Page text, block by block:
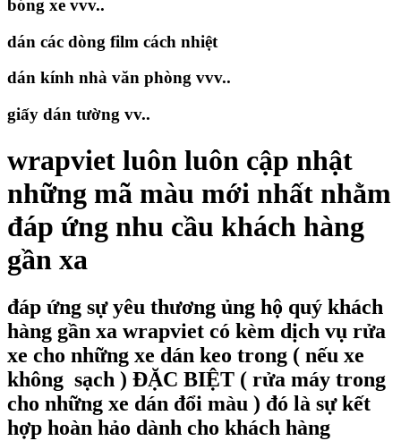
bóng xe vvv..
dán các dòng film cách nhiệt
dán kính nhà văn phòng vvv..
giấy dán tường vv..
wrapviet luôn luôn cập nhật
những mã màu mới nhất nhằm
đáp ứng nhu cầu khách hàng
gần xa
đáp ứng sự yêu thương ủng hộ quý khách
hàng gần xa wrapviet có kèm dịch vụ rửa
xe cho những xe dán keo trong ( nếu xe
không sạch ) ĐẶC BIỆT ( rửa máy trong
cho những xe dán đổi màu ) đó là sự kết
hợp hoàn hảo dành cho khách hàng